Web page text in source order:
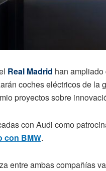
Real Madrid han
coches eléctricos de la
proyectos sobre
con Audi como
con BMW.
entre ambas compañías